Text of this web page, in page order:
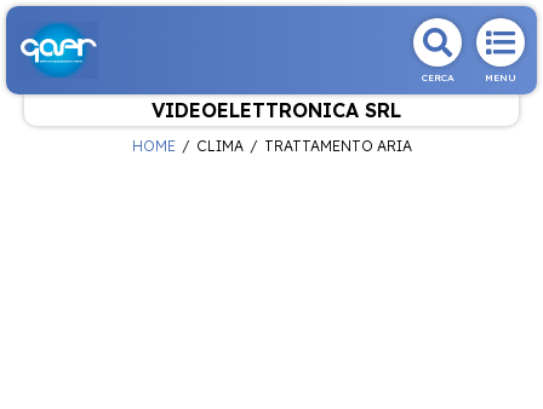
CERCA MENU
VIDEOELETTRONICA SRL
HOME CLIMA TRATTAMENTO ARIA